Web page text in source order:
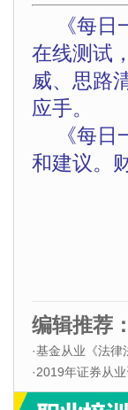
《每
在线测试
威、思路
应手。
《每
和建议。
编辑推荐：
·基金从业《法律
·2019年证券从业